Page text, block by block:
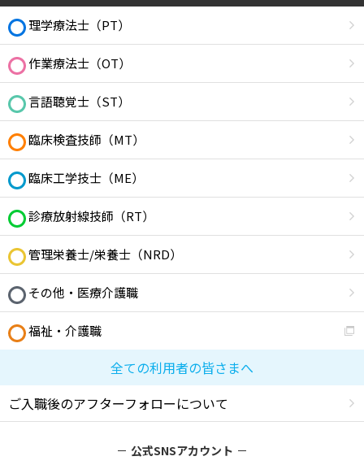
理学療法士（PT）
作業療法士（OT）
言語聴覚士（ST）
臨床検査技師（MT）
臨床工学技士（ME）
診療放射線技師（RT）
管理栄養士/栄養士（NRD）
その他・医療介護職
福祉・介護職
全ての利用者の皆さまへ
ご入職後のアフターフォローについて
公式SNSアカウント